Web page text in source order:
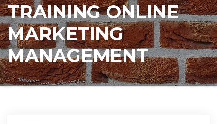
TRAINING ONLINE
MARKETING
MANAGEMENT